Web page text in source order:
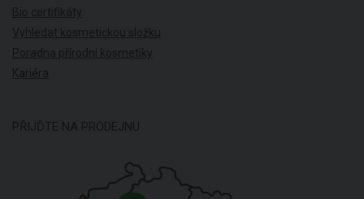
Bio certifikáty
Vyhledat kosmetickou složku
Poradna přírodní kosmetiky
Kariéra
PŘIJĎTE NA PRODEJNU